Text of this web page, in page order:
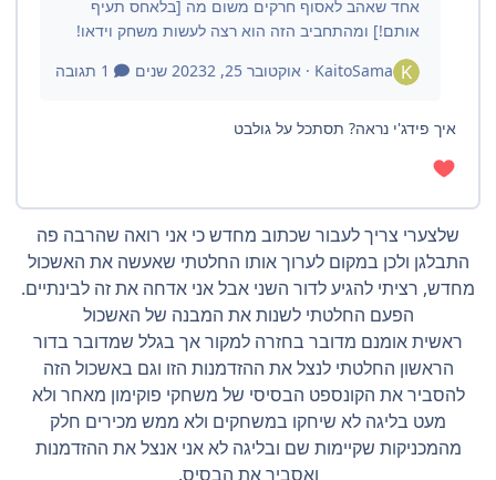
שלצערי צריך לעבור שכתוב מחדש כי אני רואה שהרבה פה
התבלגן ולכן במקום לערוך אותו החלטתי שאעשה את האשכול
מחדש, רציתי להגיע לדור השני אבל אני אדחה את זה לבינתיים.
הפעם החלטתי לשנות את המבנה של האשכול
ראשית אומנם מדובר בחזרה למקור אך בגלל שמדובר בדור
הראשון החלטתי לנצל את ההזדמנות הזו וגם באשכול הזה
להסביר את הקונספט הבסיסי של משחקי פוקימון מאחר ולא
מעט בליגה לא שיחקו במשחקים ולא ממש מכירים חלק
מהמכניקות שקיימות שם ובליגה לא אני אנצל את ההזדמנות
ואסביר את הבסיס.